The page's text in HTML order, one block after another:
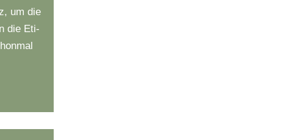
um die
die E­ti­